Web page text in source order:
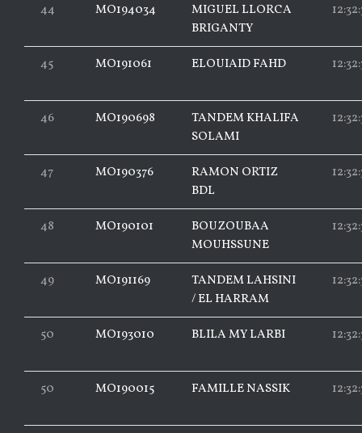
44 MO194034
MIGUEL LLORCA
BRIGANTY
45 MO191061 ELOUIAID FAHD
46 MO190698
TANDEM KHALIFA
SOLAMI
47 MO190376
RAMON ORTIZ
BDL
48 MO190101
BOUZOUBAA
MOUHSSUNE
49 MO191169
TANDEM LAHSINI
/ EL HARRAM
50 MO193010 BLILA MY LARBI
50 MO190015 FAMILLE NASSIK